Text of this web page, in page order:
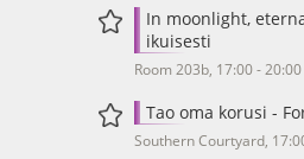
In moonlight,
ikuisesti
Room 203b, 17:00 - 20:00
Tao oma korusi -
Southern Courtyard,